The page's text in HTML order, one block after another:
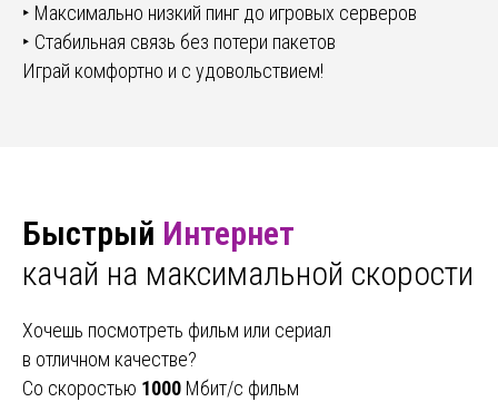
‣ Максимально низкий пинг до игровых серверов
‣ Стабильная связь без потери пакетов
Играй комфортно и с удовольствием!
Быстрый Интернет
качай на максимальной скорости
Хочешь посмотреть фильм или сериал
в отличном качестве?
Со скоростью 1000 Мбит/с фильм